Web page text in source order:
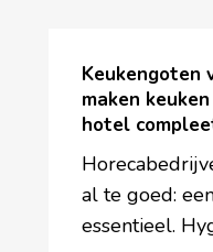
Aquaberg
maken
keuken
Keukengoten
maken
hotel
al te goed:
essentieel.